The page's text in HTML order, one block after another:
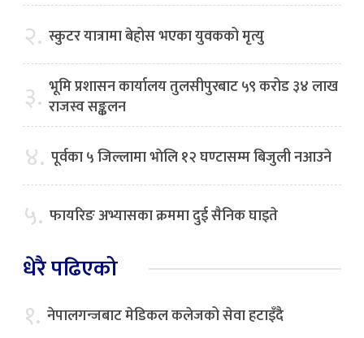
२. स्कुटर यात्रामा बेहोस भएका युवकको मृत्यु
३. भूमि प्रशासन कार्यालय तुलसीपुरबाट ५९ करोड ३४ लाख
राजस्व सङ्कलन
४. पूर्वका ५ जिल्लामा भाेलि १२ घण्टासम्म बिजुली नआउने
५. फायरिङ अभ्यासका क्रममा दुई सैनिक घाइते
धेरै पढिएको
१. नेपालगन्जबाट मेडिकल कलेजको सेवा हटाइँदै